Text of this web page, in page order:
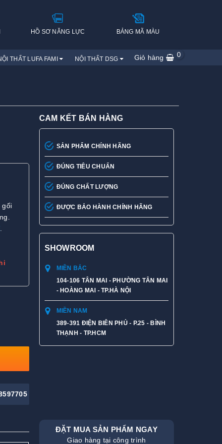
HỒ SƠ NĂNG LỰC BẢNG MÃ MÀU
THẤT LUFA FAMI NỘI THẤT DSG Giỏ hàng 0
gối
.
CAM KẾT BÁN HÀNG
SẢN PHẨM CHÍNH HÃNG
ĐÚNG TIÊU CHUẨN
ĐÚNG CHẤT LƯỢNG
ĐƯỢC BẢO HÀNH CHÍNH HÃNG
SHOWROOM
MIỀN BẮC
104-106 TÂN MAI - PHƯỜNG TÂN MAI
- HOÀNG MAI - TP.HÀ NỘI
MIỀN NAM
389-391 ĐIỆN BIÊN PHỦ - P.25 - BÌNH
THẠNH - TP.HCM
ĐẶT MUA SẢN PHẨM NGAY
Giao hàng tại công trình